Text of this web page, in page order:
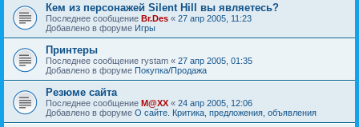
Кем из персонажей Silent Hill вы являетесь?
Последнее сообщение Br.Des « 27 апр 2005, 11:23
Добавлено в форуме Игры
Принтеры
Последнее сообщение rystam « 27 апр 2005, 01:35
Добавлено в форуме Покупка/Продажа
Резюме сайта
Последнее сообщение M@XX « 24 апр 2005, 12:06
Добавлено в форуме О сайте. Критика, предложения, объявления